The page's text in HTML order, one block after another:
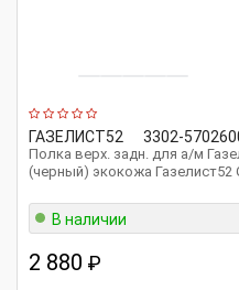
ГАЗЕЛИСТ52 3302-
Полка верх. задн. для а/м
(черный) экокожа Газелист52
В наличии
2 880 ₽